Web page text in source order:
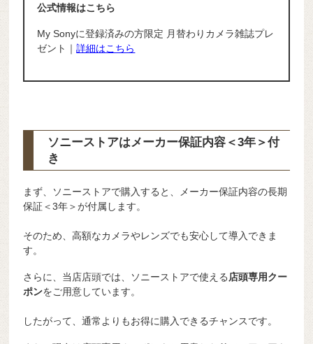
公式情報はこちら
My Sonyに登録済みの方限定 月替わりカメラ雑誌プレ
ゼント｜詳細はこちら
ソニーストアはメーカー保証内容 ＜3年＞付
き
まず、ソニーストアで購入すると、メーカー保証内容の長期
保証＜3年＞が付属します。
そのため、高額なカメラやレンズでも安心して導入できま
す。
さらに、当店店頭では、ソニーストアで使える 店頭専用クー
ポンをご用意しています。
したがって、通常よりもお得に購入できるチャンスです。